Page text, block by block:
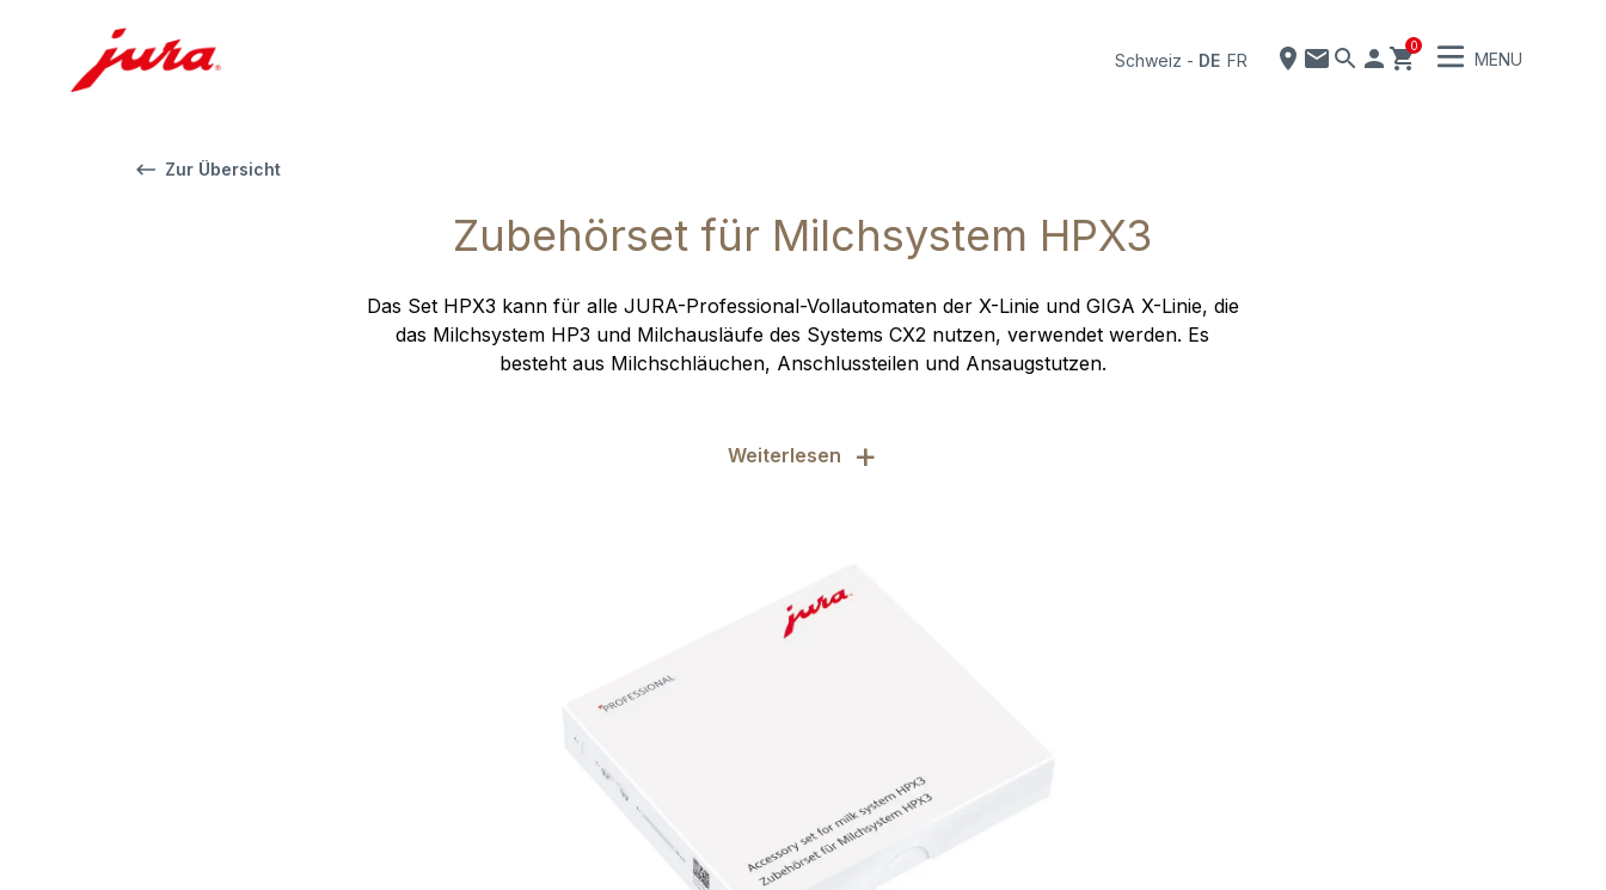
Schweiz - DE FR
0
MENU
Zur Übersicht
Zubehörset für Milchsystem HPX3
Das Set HPX3 kann für alle JURA-Professional-Vollautomaten der X-Linie und GIGA X-Linie, die
das Milchsystem HP3 und Milchausläufe des Systems CX2 nutzen, verwendet werden. Es
besteht aus Milchschläuchen, Anschlussteilen und Ansaugstutzen.
Weiterlesen +